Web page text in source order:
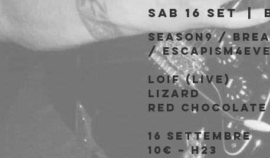
sab 16 set
  |
SEASON9 /
/
LOIF (LIVE)
LIZARD
RED CHOCOLATE
16 SETTEMBRE
10€ – H23